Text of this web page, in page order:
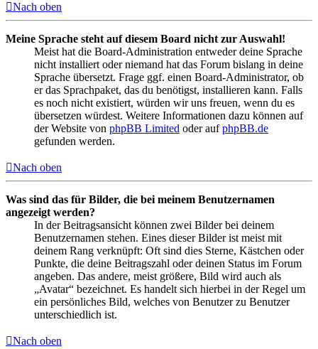
Nach oben
Meine Sprache steht auf diesem Board nicht zur Auswahl!
Meist hat die Board-Administration entweder deine Sprache
nicht installiert oder niemand hat das Forum bislang in deine
Sprache übersetzt. Frage ggf. einen Board-Administrator, ob
er das Sprachpaket, das du benötigst, installieren kann. Falls
es noch nicht existiert, würden wir uns freuen, wenn du es
übersetzen würdest. Weitere Informationen dazu können auf
der Website von phpBB Limited oder aufphpBB.de
gefunden werden.
Nach oben
Was sind das für Bilder, die bei meinem Benutzernamen
angezeigt werden?
In der Beitragsansicht können zwei Bilder bei deinem
Benutzernamen stehen. Eines dieser Bilder ist meist mit
deinem Rang verknüpft: Oft sind dies Sterne, Kästchen oder
Punkte, die deine Beitragszahl oder deinen Status im Forum
angeben. Das andere, meist größere, Bild wird auch als
„Avatar“ bezeichnet. Es handelt sich hierbei in der Regel um
ein persönliches Bild, welches von Benutzer zu Benutzer
unterschiedlich ist.
Nach oben